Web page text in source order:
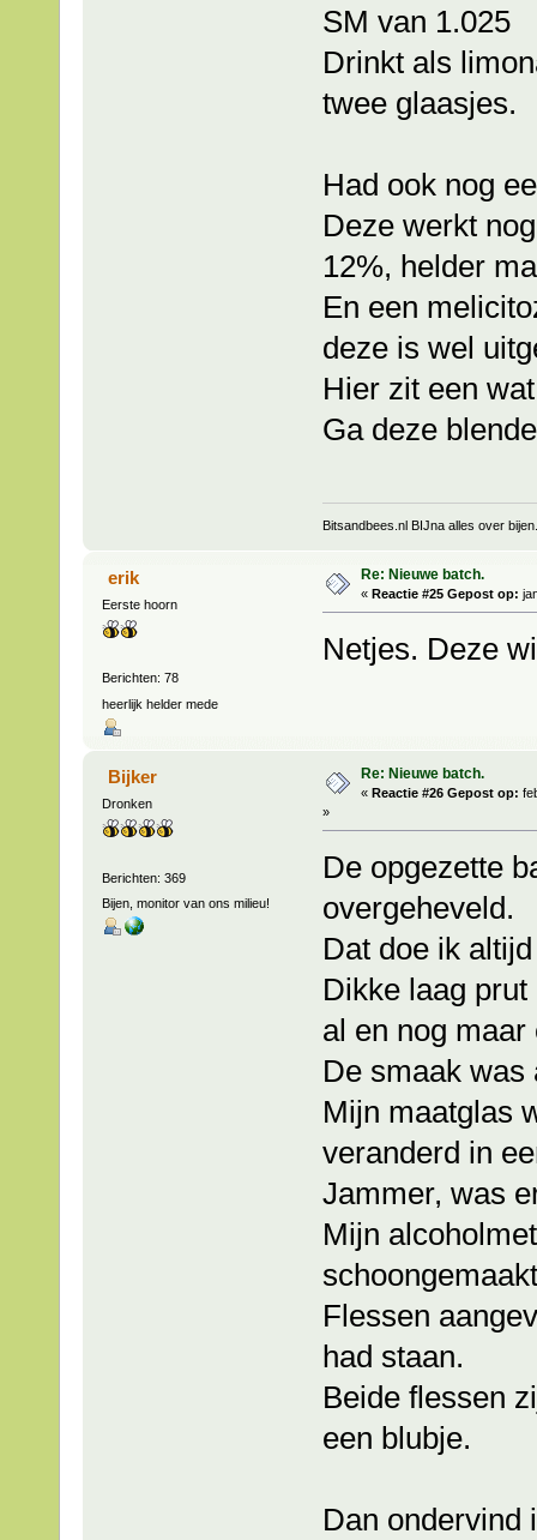
SM van 1.025
Drinkt als
twee glaasjes.
Had ook nog
Deze werkt
12%, helder
En een
deze is wel
Hier zit een
Ga deze
Bitsandbees.nl BIJna alles over bijen.
erik
Eerste hoorn
Berichten: 78
heerlijk helder mede
Re: Nieuwe batch.
« Reactie #25 Gepost op:
Netjes. Deze
Bijker
Dronken
Berichten: 369
Bijen, monitor van ons milieu!
Re: Nieuwe batch.
« Reactie #26 Gepost op:
»
De opgezette
overgeheveld.
Dat doe ik
Dikke laag
al en nog
De smaak was
Mijn maatglas
veranderd in
Jammer, was
Mijn
Flessen
had staan.
Beide flessen
een blubje.
Dan ondervind